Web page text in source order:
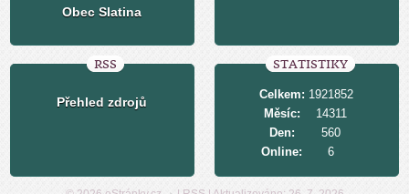
Obec Slatina
RSS
Přehled zdrojů
STATISTIKY
Online: 6
Celkem: 1921852
Měsíc:
14311
Den:
560